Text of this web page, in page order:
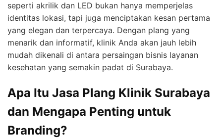
seperti akrilik dan LED bukan hanya memperjelas
identitas lokasi, tapi juga menciptakan kesan pertama
yang elegan dan terpercaya. Dengan plang yang
menarik dan informatif, klinik Anda akan jauh lebih
mudah dikenali di antara persaingan bisnis layanan
kesehatan yang semakin padat di Surabaya.
Apa Itu Jasa Plang Klinik Surabaya
dan Mengapa Penting untuk
Branding?